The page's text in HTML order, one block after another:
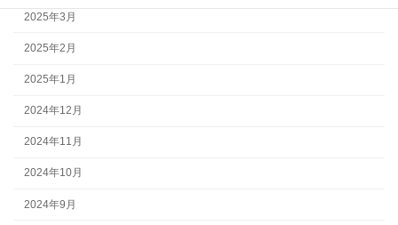
2025年3月
2025年2月
2025年1月
2024年12月
2024年11月
2024年10月
2024年9月